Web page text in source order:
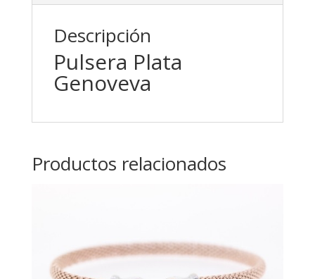
Descripción
Pulsera Plata
Genoveva
Productos relacionados